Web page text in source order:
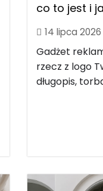
co to jest i
14 lipca 2026
Gadżet
rzecz z logo
długopis,